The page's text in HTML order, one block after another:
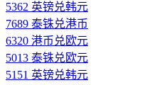
5362 英镑兑韩元
7689 泰铢兑港币
6320 港币兑欧元
5013 泰铢兑欧元
5151 英镑兑韩元